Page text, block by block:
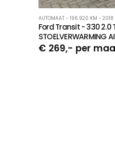
AUTOMAAT - 196.920 KM - 2018
Ford Transit - 330 2.0
STOELVERWARMING
€ 269,- per